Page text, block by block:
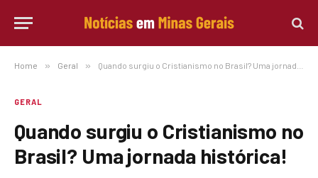
Home » Geral » Quando surgiu o Cristianismo no Brasil? Uma jornada histórica!
GERAL
Quando surgiu o Cristianismo no
Brasil? Uma jornada histórica!